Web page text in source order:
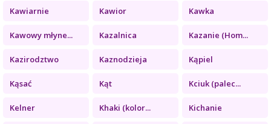
Kawiarnie Kawior Kawka
Kawowy młyne... Kazalnica Kazanie (Hom...
Kazirodztwo Kaznodzieja Kąpiel
Kąsać Kąt Kciuk (palec...
Kelner Khaki (kolor... Kichanie